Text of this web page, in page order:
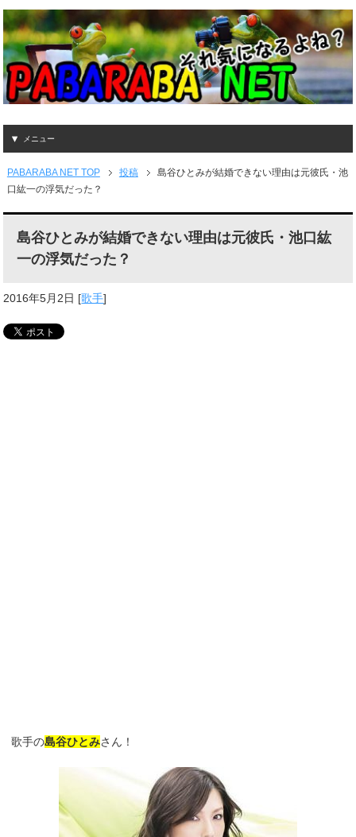
メニュー
PABARABA NET TOP 投稿
島谷ひとみが結婚できない理由は元彼氏・池
口紘一の浮気だった？
島谷ひとみが結婚できない理由は元彼氏・池口紘
一の浮気だった？
2016年5月2日 [歌手]
歌手の島谷ひとみさん！